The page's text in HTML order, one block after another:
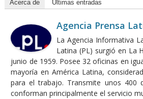
Acerca de Últimas entradas
Agencia Prensa
La Agencia Informativa
Latina (PL) surgió en La
junio de 1959. Posee 32 oficinas en
mayoría en América Latina,
para el trabajo. Transmite unos 400
conforman principalmente el servicio